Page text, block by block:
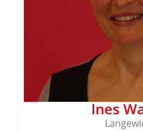
Ines